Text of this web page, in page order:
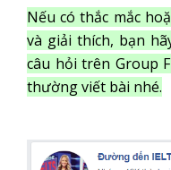
Nếu có thắc mắc
và giải thích, bạn
câu hỏi trên Group
thường viết bài nhé.